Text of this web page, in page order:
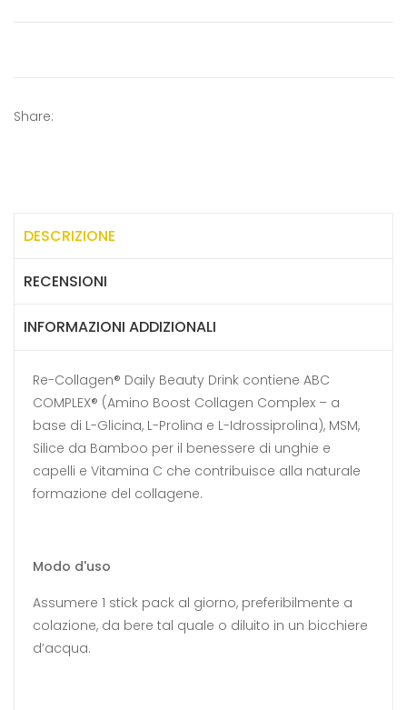
Share:
DESCRIZIONE
RECENSIONI
INFORMAZIONI ADDIZIONALI
Re-Collagen® Daily Beauty Drink contiene ABC
COMPLEX® (Amino Boost Collagen Complex – a
base di L-Glicina, L-Prolina e L-Idrossiprolina), MSM,
Silice da Bamboo per il benessere di unghie e
capelli e Vitamina C che contribuisce alla naturale
formazione del collagene.
Modo d'uso
Assumere 1 stick pack al giorno, preferibilmente a
colazione, da bere tal quale o diluito in un bicchiere
d’acqua.